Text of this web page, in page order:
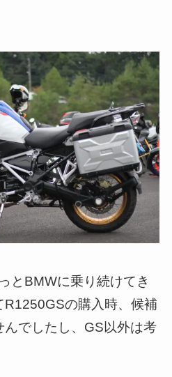
とBMWに乗り続けてき
R1250GSの購入時、候補
でしたし、GS以外は考